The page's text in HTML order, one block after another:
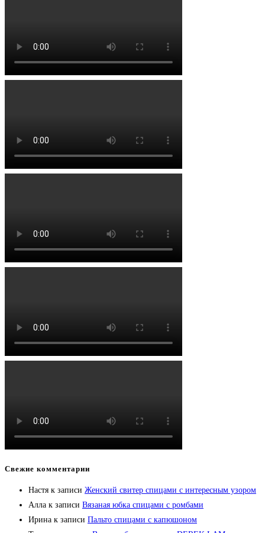
Свежие комментарии
Настя к записи Женский свитер спицами с интересным узором
Алла к записи Вязаная юбка спицами с ромбами
Ирина к записи Пальто спицами с капюшоном